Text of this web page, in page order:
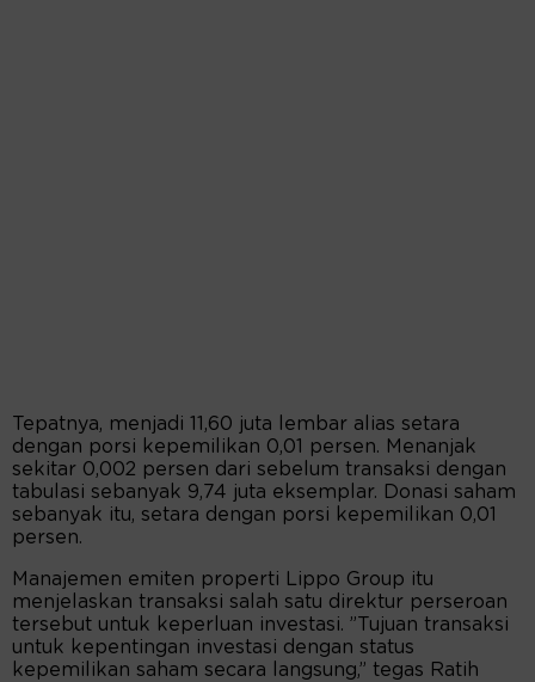
Tepatnya, menjadi 11,60 juta lembar alias setara
dengan porsi kepemilikan 0,01 persen. Menanjak
sekitar 0,002 persen dari sebelum transaksi dengan
tabulasi sebanyak 9,74 juta eksemplar. Donasi saham
sebanyak itu, setara dengan porsi kepemilikan 0,01
persen.
Manajemen emiten properti Lippo Group itu
menjelaskan transaksi salah satu direktur perseroan
tersebut untuk keperluan investasi. ”Tujuan transaksi
untuk kepentingan investasi dengan status
kepemilikan saham secara langsung,” tegas Ratih